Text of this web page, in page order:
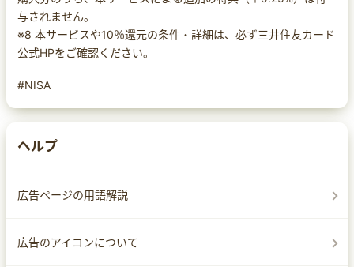
与されません。
※8 本サービスや10％還元の条件・詳細は、必ず三井住友カード
公式HPをご確認ください。
#NISA
ヘルプ
広告ページの用語解説
広告のアイコンについて